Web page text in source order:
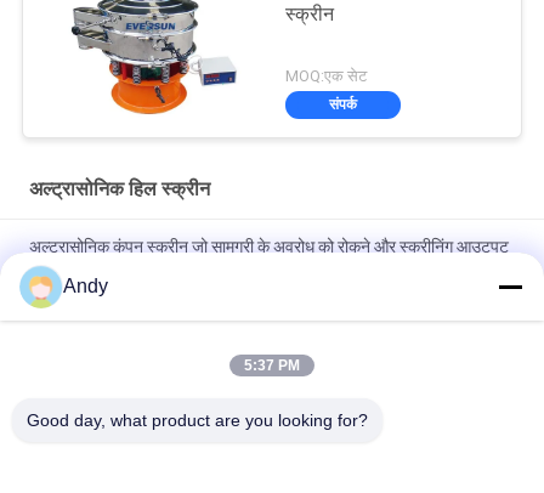
स्क्रीन
MOQ:एक सेट
संपर्क
अल्ट्रासोनिक हिल स्क्रीन
अल्ट्रासोनिक कंपन स्क्रीन जो सामग्री के अवरोध को रोकने और स्क्रीनिंग आउटपुट
में सुधार करने के लिए स्थिर अल्ट्रासोनिक कंपन प्रदान करती है
औद्योगिक अनुप्रयोगों में सटीक कण पृथक्करण और सामग्री स्क्रीनिंग समाधानों के लिए
ठीक स्क्रीनिंग मशीन
Andy
5:37 PM
Good day, what product are you looking for?